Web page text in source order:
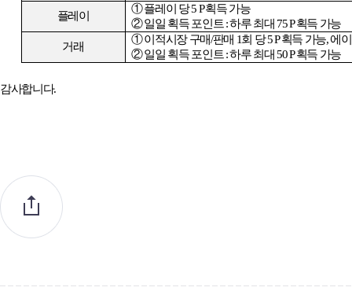
플레이
① 플레이 당5 P획득 가능
②일일 획득 포인트 :하루최대 75 P획득 가능
거래
① 이적시장 구매/판매 1회 당5 P획득 가능,에
②일일 획득 포인트 :하루최대50 P획득 가능
감사합니다.